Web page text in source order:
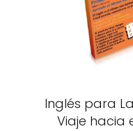
Inglés para
Viaje hacia